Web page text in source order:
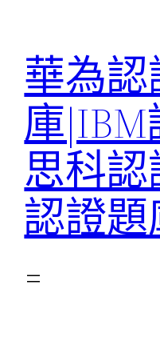
華為
庫
思科
認證題